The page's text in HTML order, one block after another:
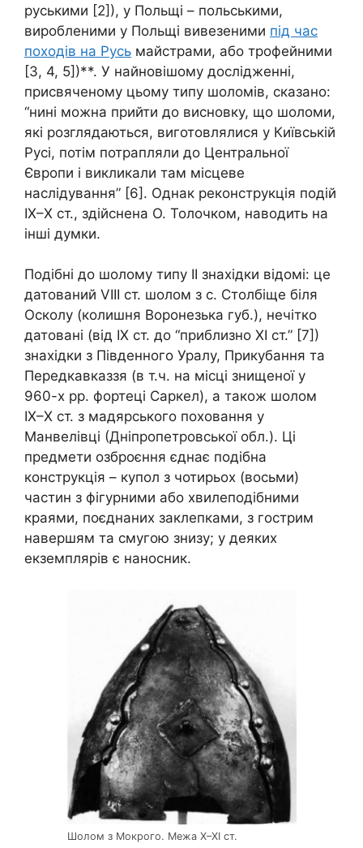
руськими [2]), у Польщі – польськими,
виробленими у Польщі вивезеними під час
походів на Русь майстрами, або трофейними
[3, 4, 5])**. У найновішому дослідженні,
присвяченому цьому типу шоломів, сказано:
“нині можна прийти до висновку, що шоломи,
які розглядаються, виготовлялися у Київській
Русі, потім потрапляли до Центральної
Європи і викликали там місцеве
наслідування” [6]. Однак реконструкція подій
ІХ–Х ст., здійснена О. Толочком, наводить на
інші думки.
Подібні до шолому типу ІІ знахідки відомі: це
датований VIII ст. шолом з с. Столбіще біля
Осколу (колишня Воронезька губ.), нечітко
датовані (від ІХ ст. до “приблизно ХІ ст.” [7])
знахідки з Південного Уралу, Прикубання та
Передкавказзя (в т.ч. на місці знищеної у
960-х рр. фортеці Саркел), а також шолом
ІХ–Х ст. з мадярського поховання у
Манвелівці (Дніпропетровської обл.). Ці
предмети озброєння єднає подібна
конструкція – купол з чотирьох (восьми)
частин з фігурними або хвилеподібними
краями, поєднаних заклепками, з гострим
навершям та смугою знизу; у деяких
екземплярів є наносник.
Шолом з Мокрого. Межа Х–ХІ ст.